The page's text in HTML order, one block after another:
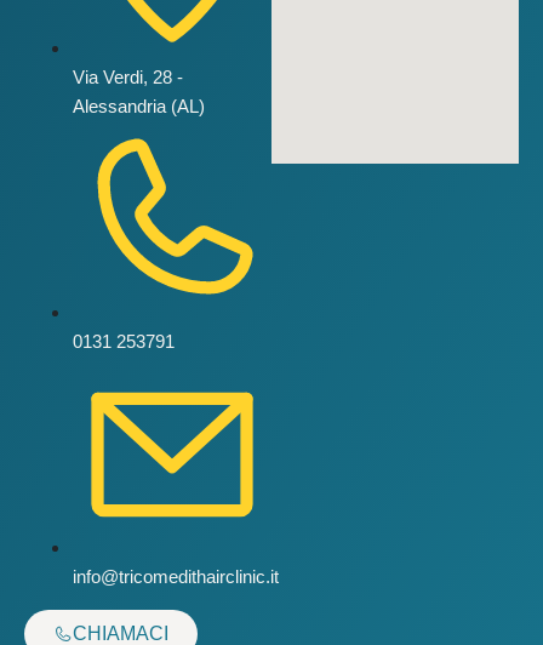
Via Verdi, 28 -
Alessandria (AL)
0131 253791
info@tricomedithairclinic.it
CHIAMACI